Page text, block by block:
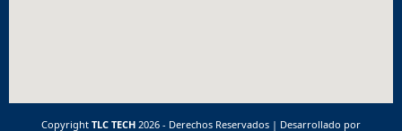
Copyright TLC TECH 2026 - Derechos Reservados | Desarrollado por